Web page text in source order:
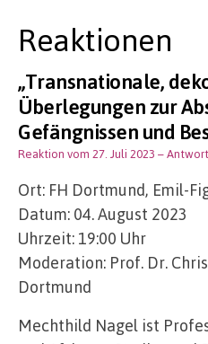
Reaktionen
„Transnationale,
Überlegungen zur
Gefängnissen und
Reaktion vom 27. Juli 2023 – Antwort
Ort: FH Dortmund, Emil-
Datum: 04. August 2023
Uhrzeit: 19:00 Uhr
Moderation: Prof. Dr.
Dortmund
Mechthild Nagel ist